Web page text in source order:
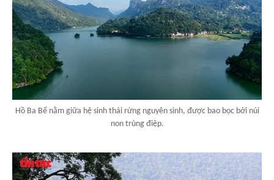
Hồ Ba Bể nằm giữa hệ sinh thái rừng nguyên sinh, được bao bọc bởi núi
non trùng điệp.